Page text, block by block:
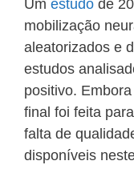
Um estudo de
mobilização
aleatorizados e
estudos
positivo.
final foi feita
falta de
disponíveis